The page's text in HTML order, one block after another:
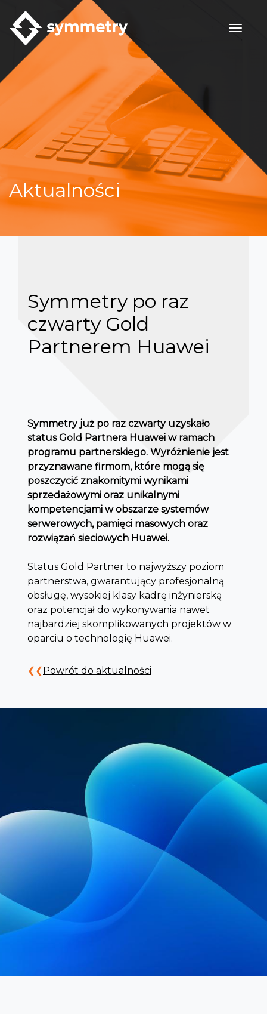
Aktualności
Symmetry po raz
czwarty Gold
Partnerem Huawei
Symmetry już po raz czwarty uzyskało
status Gold Partnera Huawei w ramach
programu partnerskiego. Wyróżnienie jest
przyznawane firmom, które mogą się
poszczycić znakomitymi wynikami
sprzedażowymi oraz unikalnymi
kompetencjami w obszarze systemów
serwerowych, pamięci masowych oraz
rozwiązań sieciowych Huawei.
Status Gold Partner to najwyższy poziom
partnerstwa, gwarantujący profesjonalną
obsługę, wysokiej klasy kadrę inżynierską
oraz potencjał do wykonywania nawet
najbardziej skomplikowanych projektów w
oparciu o technologię Huawei.
Powrót do aktualności